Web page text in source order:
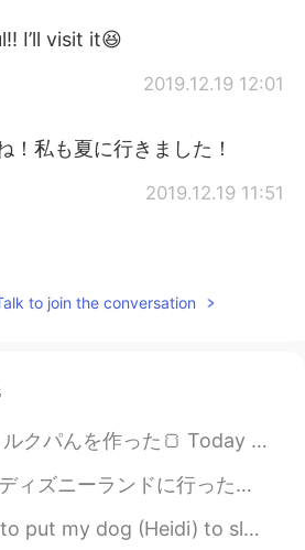
I’ll visit it😆
2019.12.19 12:01
！私も夏に行きました！
2019.12.19 11:51
行きました😀 冬もとっても
2019.12.19 11:36
どういたしまして😄
to join the conversation
bread in loafs. 1つのローフがサンドのパンで使えたいだから２つな形で作って見た I want t...
の９月12日に誕生日なのに、同僚からもらったシールを今日貼ってたから、ずっと朝9時から22時までに「お誕生日...
to sleep this morning. She had liver cancer. She was only...